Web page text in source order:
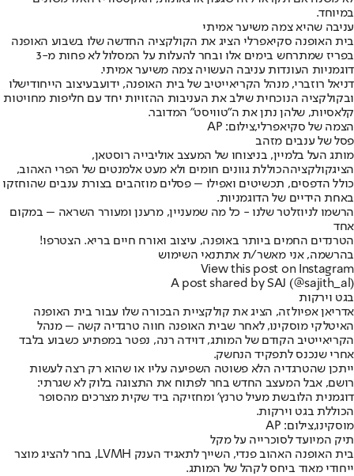
במיוחד.
עניבה שהיא צמה משיער אמיתי
בית האופנה סקיאפרלי הציג את הקולקציה החדשה שלו בשבוע האופנה
בפריז שמתרחש בימים אלו ובחר להעלות על המסלול לא פחות מ-3
דוגמניות העונדות עניבה העשויה צמה משיער אמיתי.
דניאל רוזברי, מנהל הקריאייטיב של בית האופנה, ידועבעיצוב הייחודישלו
ובקולקציה הנוכחית שילב את העניבות ההזויות יחד עם חליפות מחויטות
קלאסיות, שלהן נתן את ה"טוויסט" המדובר.
הצמה של סקיאפרלי,צילום: AP
פסל של ענבים מזהב
מותג העל בלמיין, בניצוחו של המעצב אוליבייה רוסטאן,
הציגקולקציההכוללת גוונים חומים ולא מעט אלמנטים של הפרי האהוב,
כולל הדפסים, תכשיטים ואפילו – פסלים מוזהבים בצורת ענבים שהוחזקו
באחת הידיים של הדוגמניות.
הרשמו לניוזלטר שלנו - כל מה שמעניין, מרענן ומעורר השראה – במקום
אחד
הטרנדים החמים ביותר באופנה, עיצוב ואורח חיים בריא. הצטרפו!
בהרשמה, אני מאשר/ת אתתנאי השימוש
View this post on Instagram
A post shared by SAJ (@sajith_al)
בגט וירקות
אדריאן אפיולזה, הציג את קולקציית הבכורה שלו עבור בית האופנה
האיטלקי מוסקינו, לאחר שבית האופנה חווה טרגדיה קשה – מנהל
הקריאייטיב הקודם של המותג, דוידה רנה, נפטר במפתיע כשבוע בלבד
אחרי שנכנס לתפקיד הנחשק.
ייתכן שהטרגדיה הלא פשוטה השפיעה עליו או שהוא רק רצה לעשות
רושם, אבל המעצב החדש בחר לפתוח את התצוגה בלוק לא שגרתי:
דוגמנית הלובשת מעיל טרנץ' ומחזיקה ביד שקית מצרכים מהסופר
הכוללת בגט וירקות.
מוסקינו,צילום: AP
תיק המיועד לסוכרייה על מקל
בית האופנה האהוב פנדי, השייך לתאגיד הענק LVMH, בחר להציג מוצר
ייחודי מאוד ביחס לקהל של המותג.